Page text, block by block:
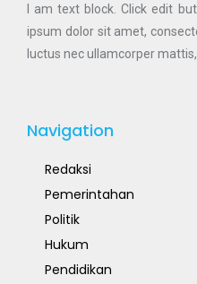
I am text block. Click edit
ipsum dolor sit amet,
luctus nec ullamcorper
Navigation
Redaksi
Pemerintahan
Politik
Hukum
Pendidikan